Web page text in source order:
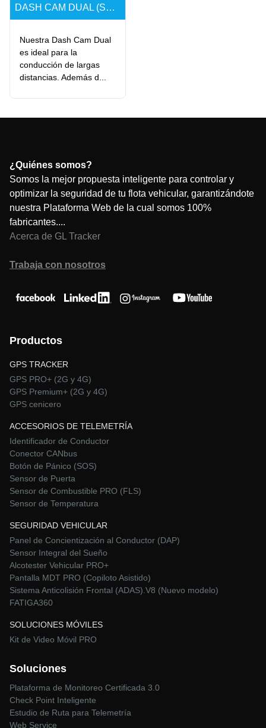
DASH CAM DUAL (STREAMING)
Nuestra Dash Cam Dual
es ideal para la
conducción de largas
distancias. Además d...
¿Quiénes somos?
Somos la mejor propuesta inteligente para controlar y
optimizar la seguridad de tu flota vehicular, garantizándote
nuestra Plataforma Web de la cual somos 100%
fabricantes....
Acerca de GL Tracker
Trabaja con nosotros
Productos
GPS TRACKER
GPS PRO+ (2G y 4G)
GPS Premium+ (2G y 4G)
GPS cenicero
ACCESORIOS DE TELEMETRÍA
Identificador de Conductor
Conector CANbus
Botón de Pánico (SOS)
Sensor de Puerta
Sensor de Combustible PRO (FLS)
Sensor de Temperatura
SEGURIDAD VEHICULAR
Panel de Concientización al Conductor (DAP)
Sensor Integral del Sueño
Alcotester Vehicular PRO+
Pantalla MDT PRO (Copiloto Asistido)
Sistema Anticolisión Frontal (ADAS).V8 (Nuevo modelo)
FATIGA360
SOLUCIONES MÓVILES
Kit de Video Móvil PRO
Soluciones
Plataforma de Monitoreo Certificada 3.0
Check Point Inteligente
Estudio de Ruta para Telemetría
Web Service